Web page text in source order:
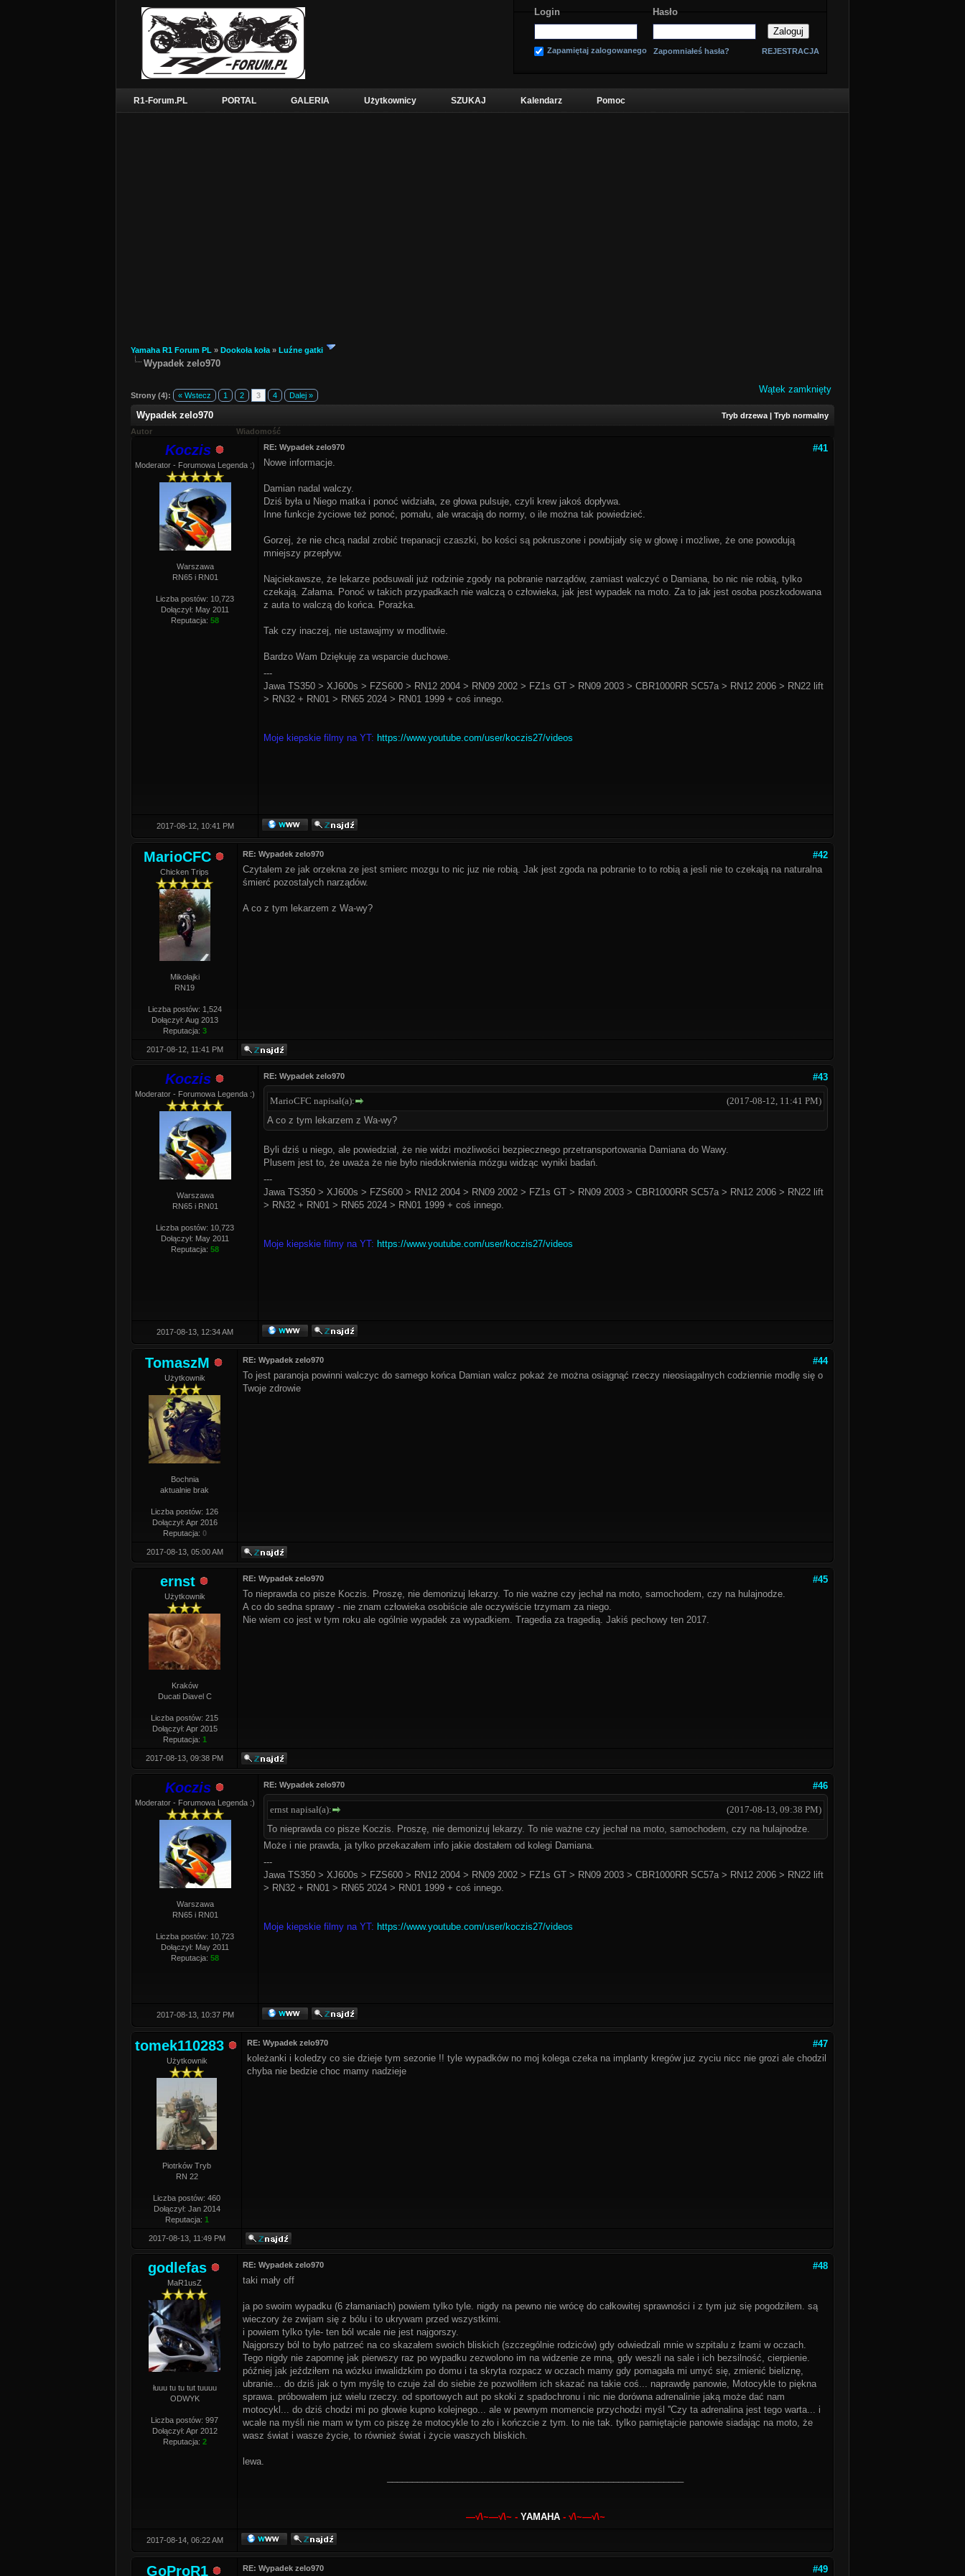
Login Hasło
Zapamiętaj zalogowanego Zapomniałeś hasła? REJESTRACJA
R1-Forum.PL PORTAL GALERIA Użytkownicy SZUKAJ Kalendarz Pomoc
Yamaha R1 Forum PL » Dookoła koła » Luźne gatki
Wypadek zelo970
Strony (4): « Wstecz 1 2 3 4 Dalej »
Wątek zamknięty
Tryb drzewa | Tryb normalny
Wypadek zelo970
Autor Wiadomość
Koczis
Moderator - Forumowa Legenda :)
Warszawa
RN65 i RN01
Liczba postów: 10,723
Dołączył: May 2011
Reputacja: 58
#41
RE: Wypadek zelo970
Nowe informacje.
Damian nadal walczy.
Dziś była u Niego matka i ponoć widziała, ze głowa pulsuje, czyli krew jakoś dopływa.
Inne funkcje życiowe też ponoć, pomału, ale wracają do normy, o ile można tak powiedzieć.
Gorzej, że nie chcą nadal zrobić trepanacji czaszki, bo kości są pokruszone i powbijały się w głowę i możliwe, że one powodują
mniejszy przepływ.
Najciekawsze, że lekarze podsuwali już rodzinie zgody na pobranie narządów, zamiast walczyć o Damiana, bo nic nie robią, tylko
czekają. Załama. Ponoć w takich przypadkach nie walczą o człowieka, jak jest wypadek na moto. Za to jak jest osoba poszkodowana
z auta to walczą do końca. Porażka.
Tak czy inaczej, nie ustawajmy w modlitwie.
Bardzo Wam Dziękuję za wsparcie duchowe.
---
Jawa TS350 > XJ600s > FZS600 > RN12 2004 > RN09 2002 > FZ1s GT > RN09 2003 > CBR1000RR SC57a > RN12 2006 > RN22 lift
> RN32 + RN01 > RN65 2024 > RN01 1999 + coś innego.
Moje kiepskie filmy na YT: https://www.youtube.com/user/koczis27/videos
2017-08-12, 10:41 PM
MarioCFC
Chicken Trips
Mikołajki
RN19
Liczba postów: 1,524
Dołączył: Aug 2013
Reputacja: 3
#42
RE: Wypadek zelo970
Czytalem ze jak orzekna ze jest smierc mozgu to nic juz nie robią. Jak jest zgoda na pobranie to to robią a jesli nie to czekają na naturalna
śmierć pozostalych narządów.
A co z tym lekarzem z Wa-wy?
2017-08-12, 11:41 PM
Koczis
Moderator - Forumowa Legenda :)
Warszawa
RN65 i RN01
Liczba postów: 10,723
Dołączył: May 2011
Reputacja: 58
#43
RE: Wypadek zelo970
(2017-08-12, 11:41 PM)
MarioCFC napisał(a):
A co z tym lekarzem z Wa-wy?
Byli dziś u niego, ale powiedział, że nie widzi możliwości bezpiecznego przetransportowania Damiana do Wawy.
Plusem jest to, że uważa że nie było niedokrwienia mózgu widząc wyniki badań.
---
Jawa TS350 > XJ600s > FZS600 > RN12 2004 > RN09 2002 > FZ1s GT > RN09 2003 > CBR1000RR SC57a > RN12 2006 > RN22 lift
> RN32 + RN01 > RN65 2024 > RN01 1999 + coś innego.
Moje kiepskie filmy na YT: https://www.youtube.com/user/koczis27/videos
2017-08-13, 12:34 AM
TomaszM
Użytkownik
Bochnia
aktualnie brak
Liczba postów: 126
Dołączył: Apr 2016
Reputacja: 0
#44
RE: Wypadek zelo970
To jest paranoja powinni walczyc do samego końca Damian walcz pokaż że można osiągnąć rzeczy nieosiagalnych codziennie modlę się o
Twoje zdrowie
2017-08-13, 05:00 AM
ernst
Użytkownik
Kraków
Ducati Diavel C
Liczba postów: 215
Dołączył: Apr 2015
Reputacja: 1
#45
RE: Wypadek zelo970
To nieprawda co pisze Koczis. Proszę, nie demonizuj lekarzy. To nie ważne czy jechał na moto, samochodem, czy na hulajnodze.
A co do sedna sprawy - nie znam człowieka osobiście ale oczywiście trzymam za niego.
Nie wiem co jest w tym roku ale ogólnie wypadek za wypadkiem. Tragedia za tragedią. Jakiś pechowy ten 2017.
2017-08-13, 09:38 PM
Koczis
Moderator - Forumowa Legenda :)
Warszawa
RN65 i RN01
Liczba postów: 10,723
Dołączył: May 2011
Reputacja: 58
#46
RE: Wypadek zelo970
(2017-08-13, 09:38 PM)
ernst napisał(a):
To nieprawda co pisze Koczis. Proszę, nie demonizuj lekarzy. To nie ważne czy jechał na moto, samochodem, czy na hulajnodze.
Może i nie prawda, ja tylko przekazałem info jakie dostałem od kolegi Damiana.
---
Jawa TS350 > XJ600s > FZS600 > RN12 2004 > RN09 2002 > FZ1s GT > RN09 2003 > CBR1000RR SC57a > RN12 2006 > RN22 lift
> RN32 + RN01 > RN65 2024 > RN01 1999 + coś innego.
Moje kiepskie filmy na YT: https://www.youtube.com/user/koczis27/videos
2017-08-13, 10:37 PM
tomek110283
Użytkownik
Piotrków Tryb
RN 22
Liczba postów: 460
Dołączył: Jan 2014
Reputacja: 1
#47
RE: Wypadek zelo970
koleżanki i koledzy co sie dzieje tym sezonie !! tyle wypadków no moj kolega czeka na implanty kregów juz zyciu nicc nie grozi ale chodzil
chyba nie bedzie choc mamy nadzieje
2017-08-13, 11:49 PM
godlefas
MaR1usZ
łuuu tu tu tut tuuuu
ODWYK
Liczba postów: 997
Dołączył: Apr 2012
Reputacja: 2
#48
RE: Wypadek zelo970
taki mały off
ja po swoim wypadku (6 złamaniach) powiem tylko tyle. nigdy na pewno nie wrócę do całkowitej sprawności i z tym już się pogodziłem. są
wieczory że zwijam się z bólu i to ukrywam przed wszystkimi.
i powiem tylko tyle- ten ból wcale nie jest najgorszy.
Najgorszy ból to było patrzeć na co skazałem swoich bliskich (szczególnie rodziców) gdy odwiedzali mnie w szpitalu z łzami w oczach.
Tego nigdy nie zapomnę jak pierwszy raz po wypadku zezwolono im na widzenie ze mną, gdy weszli na sale i ich bezsilność, cierpienie.
później jak jeździłem na wózku inwalidzkim po domu i ta skryta rozpacz w oczach mamy gdy pomagała mi umyć się, zmienić bieliznę,
ubranie... do dziś jak o tym myślę to czuje żal do siebie że pozwoliłem ich skazać na takie coś... naprawdę panowie, Motocykle to piękna
sprawa. próbowałem już wielu rzeczy. od sportowych aut po skoki z spadochronu i nic nie dorówna adrenalinie jaką może dać nam
motocykl... do dziś chodzi mi po głowie kupno kolejnego... ale w pewnym momencie przychodzi myśl ''Czy ta adrenalina jest tego warta... i
wcale na myśli nie mam w tym co piszę że motocykle to zło i kończcie z tym. to nie tak. tylko pamiętajcie panowie siadając na moto, że
wasz świat i wasze życie, to również świat i życie waszych bliskich.
lewa.
—√\~—√\~ - YAMAHA- √\~—√\~
2017-08-14, 06:22 AM
GoProR1 #49
RE: Wypadek zelo970